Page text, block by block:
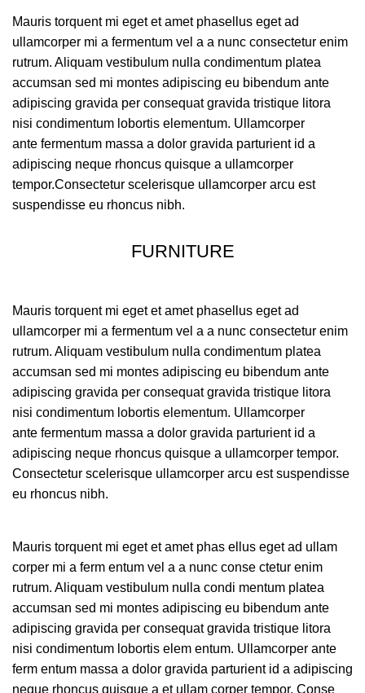
Mauris torquent mi eget et amet phasellus eget ad
ullamcorper mi a fermentum vel a a nunc consectetur enim
rutrum. Aliquam vestibulum nulla condimentum platea
accumsan sed mi montes adipiscing eu bibendum ante
adipiscing gravida per consequat gravida tristique litora
nisi condimentum lobortis elementum. Ullamcorper
ante fermentum massa a dolor gravida parturient id a
adipiscing neque rhoncus quisque a ullamcorper
tempor.Consectetur scelerisque ullamcorper arcu est
suspendisse eu rhoncus nibh.
FURNITURE
Mauris torquent mi eget et amet phasellus eget ad
ullamcorper mi a fermentum vel a a nunc consectetur enim
rutrum. Aliquam vestibulum nulla condimentum platea
accumsan sed mi montes adipiscing eu bibendum ante
adipiscing gravida per consequat gravida tristique litora
nisi condimentum lobortis elementum. Ullamcorper
ante fermentum massa a dolor gravida parturient id a
adipiscing neque rhoncus quisque a ullamcorper tempor.
Consectetur scelerisque ullamcorper arcu est suspendisse
eu rhoncus nibh.
Mauris torquent mi eget et amet phas ellus eget ad ullam
corper mi a ferm entum vel a a nunc conse ctetur enim
rutrum. Aliquam vestibulum nulla condi mentum platea
accumsan sed mi montes adipiscing eu bibendum ante
adipiscing gravida per consequat gravida tristique litora
nisi condimentum lobortis elem entum. Ullamcorper ante
ferm entum massa a dolor gravida parturient id a adipiscing
neque rhoncus quisque a et ullam corper tempor. Conse